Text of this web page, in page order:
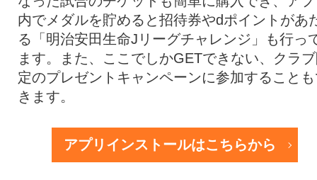
内でメダルを貯めると招待券やdポイントがあ
る「明治安田生命Jリーグチャレンジ」も行っ
ます。また、ここでしかGETできない、クラ
定のプレゼントキャンペーンに参加すること
きます。
アプリインストールはこちらから